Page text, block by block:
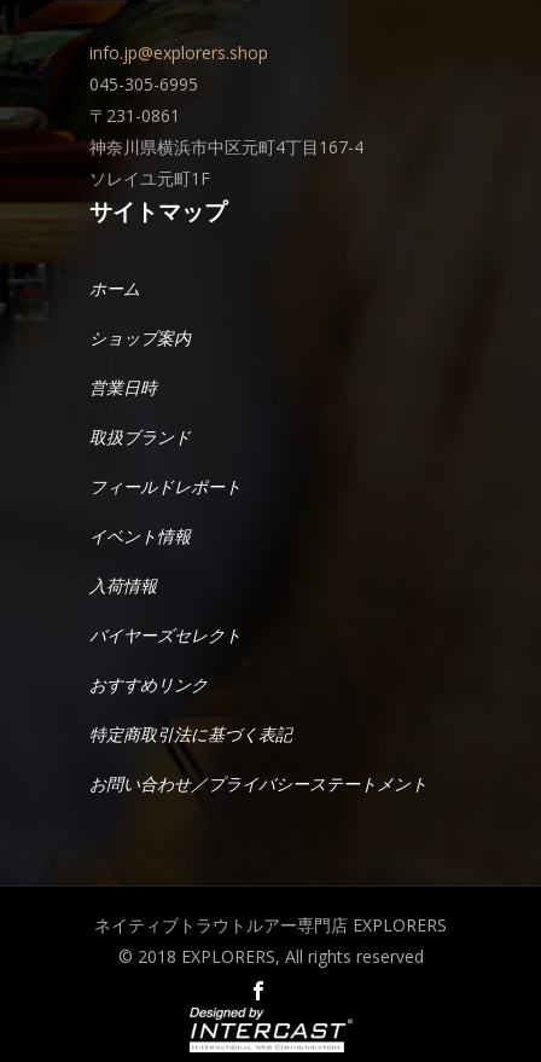
info.jp@explorers.shop
045-305-6995
〒231-0861
神奈川県横浜市中区元町4丁目167-4
ソレイユ元町1F
サイトマップ
ホーム
ショップ案内
営業日時
取扱ブランド
フィールドレポート
イベント情報
入荷情報
バイヤーズセレクト
おすすめリンク
特定商取引法に基づく表記
お問い合わせ／プライバシーステートメント
ネイティブトラウトルアー専門店 EXPLORERS
© 2018 EXPLORERS, All rights reserved